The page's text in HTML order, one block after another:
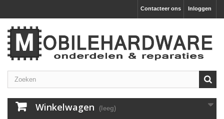
Inloggen
Contacteer ons
Winkelwagen (leeg)